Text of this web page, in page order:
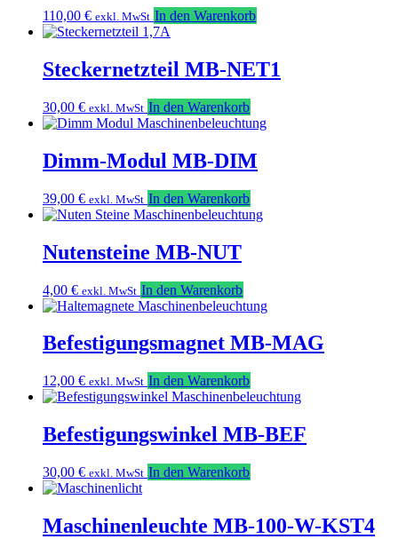
110,00 € exkl. MwSt In den Warenkorb
Steckernetzteil MB-NET1
30,00 € exkl. MwSt In den Warenkorb
Dimm-Modul MB-DIM
39,00 € exkl. MwSt In den Warenkorb
Nutensteine MB-NUT
4,00 € exkl. MwSt In den Warenkorb
Befestigungsmagnet MB-MAG
12,00 € exkl. MwSt In den Warenkorb
Befestigungswinkel MB-BEF
30,00 € exkl. MwSt In den Warenkorb
Maschinenleuchte MB-100-W-KST4